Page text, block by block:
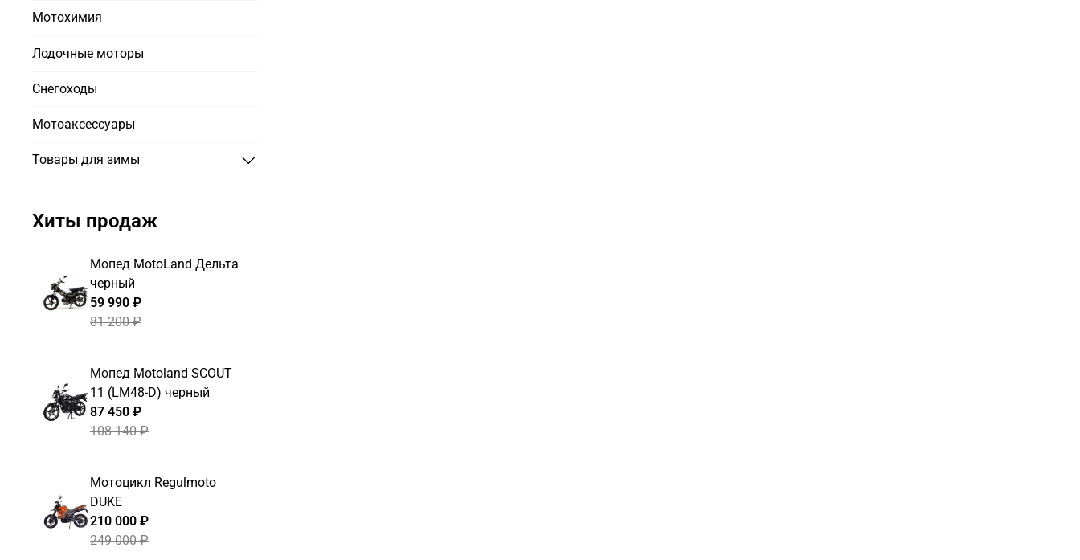
Мотохимия
Лодочные моторы
Снегоходы
Мотоаксессуары
Товары для зимы
Хиты продаж
Мопед MotoLand Дельта
черный
59 990 ₽
81 200 ₽
Мопед Motoland SCOUT
11 (LM48-D) черный
87 450 ₽
108 140 ₽
Мотоцикл Regulmoto
DUKE
210 000 ₽
249 000 ₽